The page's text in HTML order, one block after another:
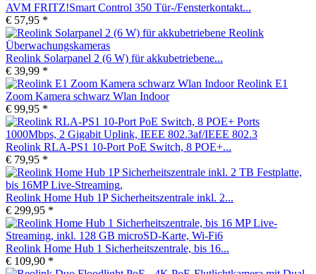
AVM FRITZ!Smart Control 350 Tür-/Fensterkontakt...
€ 57,95 *
Reolink Solarpanel 2 (6 W) für akkubetriebene...
€ 39,99 *
Reolink E1
Zoom Kamera schwarz Wlan Indoor
€ 99,95 *
Reolink RLA-PS1 10-Port PoE Switch, 8 POE+...
€ 79,95 *
Reolink Home Hub 1P Sicherheitszentrale inkl. 2...
€ 299,95 *
Reolink Home Hub 1 Sicherheitszentrale, bis 16...
€ 109,90 *